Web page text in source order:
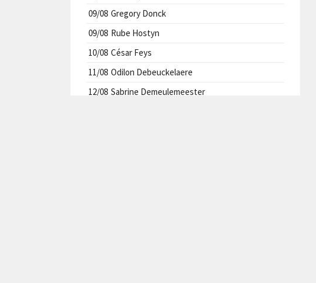
09/08 Gregory Donck
09/08 Rube Hostyn
10/08 César Feys
11/08 Odilon Debeuckelaere
12/08 Sabrine Demeulemeester